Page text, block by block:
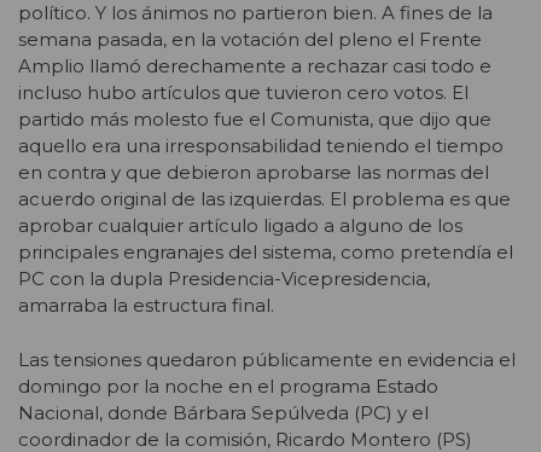
político. Y los ánimos no partieron bien. A fines de la
semana pasada, en la votación del pleno el Frente
Amplio llamó derechamente a rechazar casi todo e
incluso hubo artículos que tuvieron cero votos. El
partido más molesto fue el Comunista, que dijo que
aquello era una irresponsabilidad teniendo el tiempo
en contra y que debieron aprobarse las normas del
acuerdo original de las izquierdas. El problema es que
aprobar cualquier artículo ligado a alguno de los
principales engranajes del sistema, como pretendía el
PC con la dupla Presidencia-Vicepresidencia,
amarraba la estructura final.
Las tensiones quedaron públicamente en evidencia el
domingo por la noche en el programa Estado
Nacional, donde Bárbara Sepúlveda (PC) y el
coordinador de la comisión, Ricardo Montero (PS)